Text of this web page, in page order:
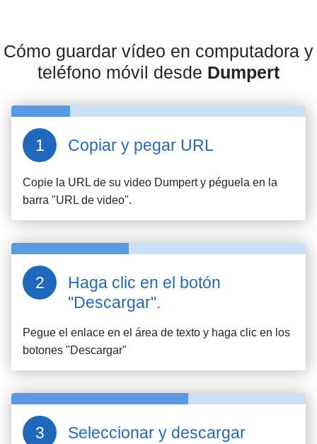
Cómo guardar vídeo en computadora y
teléfono móvil desde Dumpert
Copiar y pegar URL
Copie la URL de su video Dumperty péguela en la
barra "URL de video".
Haga clic en el botón
"Descargar".
Pegue el enlace en el área de texto y haga clic en los
botones "Descargar"
Seleccionar y descargar